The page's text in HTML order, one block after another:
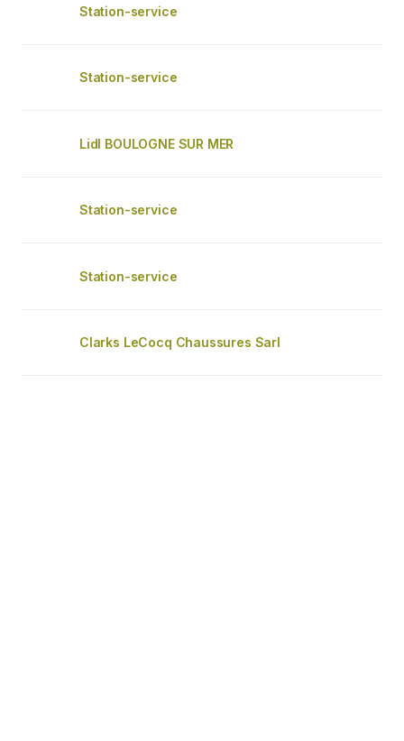
Station-service
Station-service
Lidl BOULOGNE SUR MER
Station-service
Station-service
Clarks LeCocq Chaussures Sarl